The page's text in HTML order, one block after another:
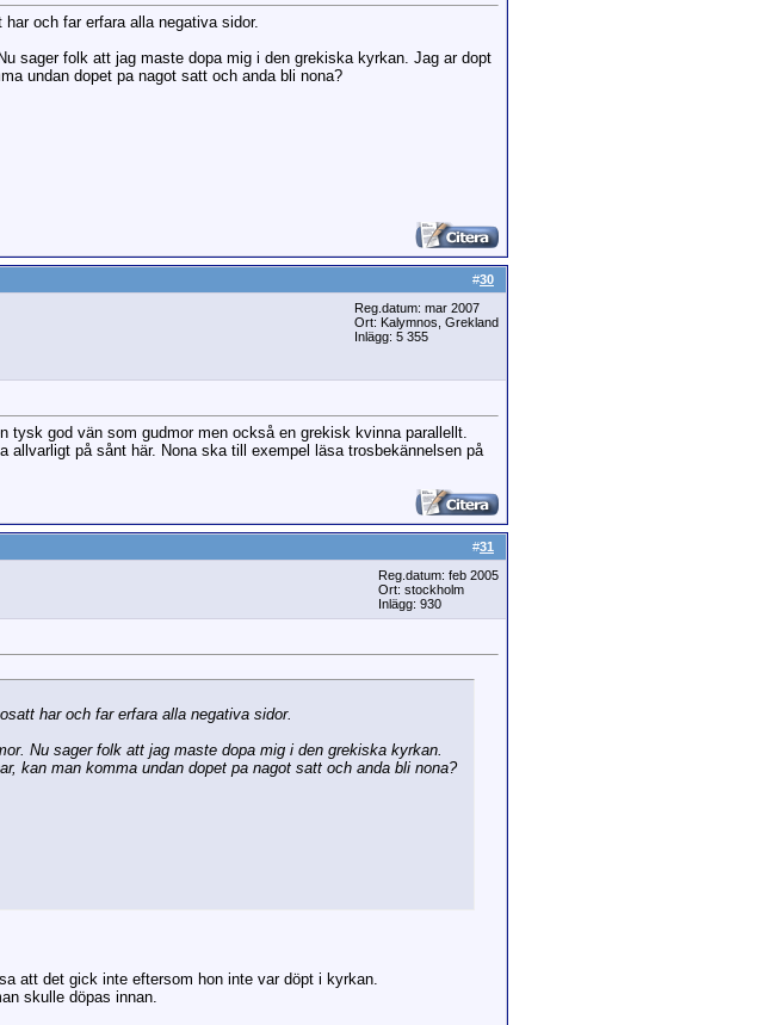
och far erfara alla negativa sidor.
sager folk att jag maste dopa mig i den grekiska kyrkan. Jag ar dopt
undan dopet pa nagot satt och anda bli nona?
#30
Reg.datum: mar 2007
Ort: Kalymnos, Grekland
Inlägg: 5 355
tysk god vän som gudmor men också en grekisk kvinna parallellt.
allvarligt på sånt här. Nona ska till exempel läsa trosbekännelsen på
#31
Reg.datum: feb 2005
Ort: stockholm
Inlägg: 930
har och far erfara alla negativa sidor.
Nu sager folk att jag maste dopa mig i den grekiska kyrkan.
kan man komma undan dopet pa nagot satt och anda bli nona?
att det gick inte eftersom hon inte var döpt i kyrkan.
skulle döpas innan.